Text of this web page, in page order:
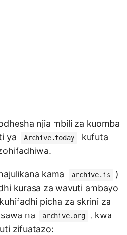
njia mbili za kuomba
ya
Archive.today
kufuta
kama archive.is
)
kurasa za wavuti ambayo
picha za skrini za
na
archive.org
, kwa
zifuatazo: